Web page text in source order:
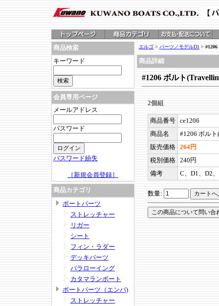
商品検索
キーワード
会員専用ページ
メールアドレス
パスワード
パスワード紛失
［新規会員登録］
商品カテゴリ
ボートパーツ
ストレッチャー
リガー
シート
フィン・ラダー
デッキパーツ
パラローイング
カタマランボート
ボートパーツ（エンパ)
ストレッチャー
エルゴ > パーツ／モデルD1 >
商品詳細
#1206 ボルト
2個組
商品番号 ce1206
商品名
#1206 ボルト
販売価格 264円
税別価格 240円
備考
C、D1、D2
数量: